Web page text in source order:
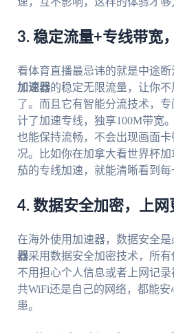
3. 稳定流量+专线带宽
看体育直播最忌讳的就是中途断
加速器的稳定无限流量，让你
了。而且它有智能分流技术，
计了加速专线，独享100M带宽
也能保持流畅，不会出现画面
况。比如你在加拿大看世界杯
茄的专线加速，就能清晰看到每
4. 数据安全加密，上网
在海外使用加速器，数据安全是
器采用数据安全加密技术，所有
不用担心个人信息或者上网记
共WiFi还是自己的网络，都能
患。